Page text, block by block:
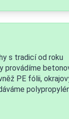
s tradicí od roku
provádíme
PE fólii,